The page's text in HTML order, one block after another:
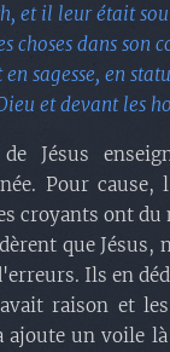
et il leur était
choses dans son
sagesse, en
et devant les
Jésus
Pour
croyants ont du
que Jésus,
Ils en
raison et
ajoute un voile